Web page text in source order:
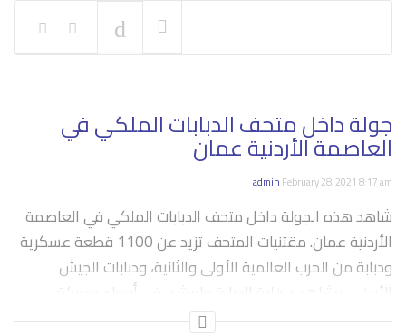
جولة داخل متحف الدبابات الملكي في
العاصمة الأردنية عمان
admin February 28, 2021 8:17 am
شاهد هذه الجولة داخل متحف الدبابات الملكي في العاصمة
الأردنية عمان. مقتنيات المتحف تزيد عن 1100 قطعة عسكرية
ودبابة من الحرب العالمية الأولى والثانية، ودبابات الجيش
الأردني، وشاهد داخلية الدبابة وامشي في أجواء معركة
الكرامة.